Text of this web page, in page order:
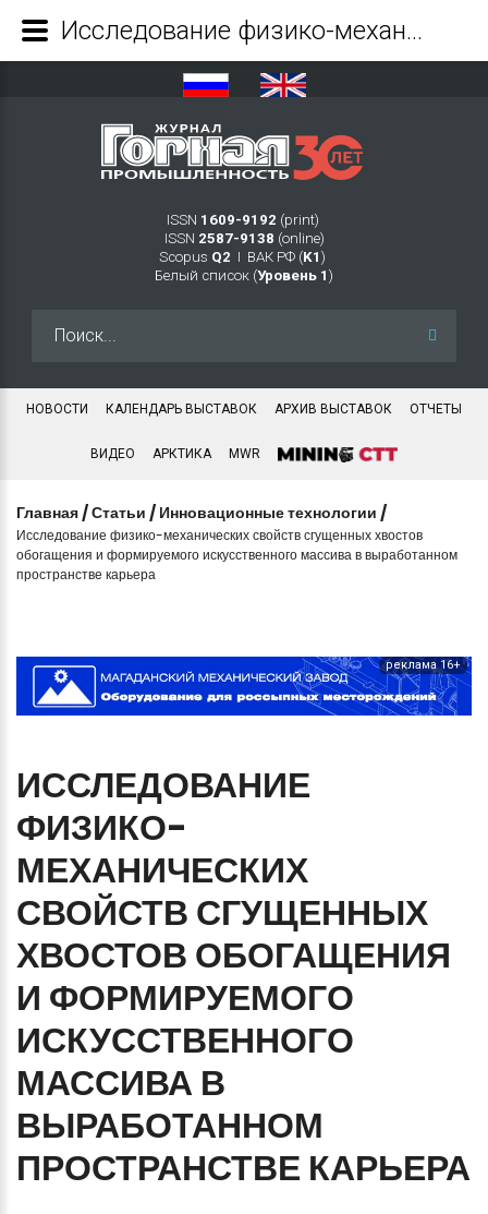
ISSN 1609-9192 (print)
ISSN 2587-9138 (online)
Scopus Q2 Ι ВАК РФ (K1 )
Белый список (Уровень 1 )
НОВОСТИ КАЛЕНДАРЬ ВЫСТАВОК АРХИВ ВЫСТАВОК ОТЧЕТЫ
ВИДЕО АРКТИКА MWR
Главная /Статьи / Инновационные технологии /
Исследование физико-механических свойств сгущенных хвостов
обогащения и формируемого искусственного массива в выработанном
пространстве карьера
реклама 16+
ИССЛЕДОВАНИЕ
ФИЗИКО-
МЕХАНИЧЕСКИХ
СВОЙСТВ СГУЩЕННЫХ
ХВОСТОВ ОБОГАЩЕНИЯ
И ФОРМИРУЕМОГО
ИСКУССТВЕННОГО
МАССИВА В
ВЫРАБОТАННОМ
ПРОСТРАНСТВЕ КАРЬЕРА
Исследование физико-механических свойств сгущенных хвостов обогащения и формируемого искусственного массива в выработанном пространстве карьера - Журнал Горная промышленность